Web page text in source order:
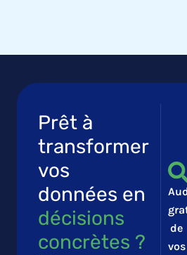
Prêt à
transformer
vos
données en
décisions
concrètes ?​​
de
vos